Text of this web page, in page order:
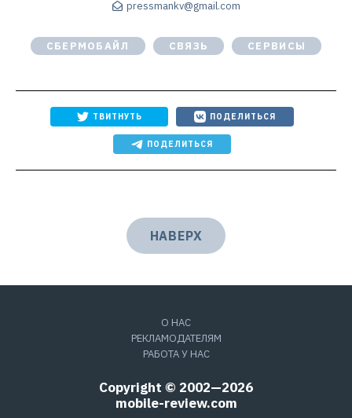
pressmankv@gmail.com
СБЕРМОБАЙЛ СВЯЗЬ СЕРВИСЫ
ТВИТНУТЬ ПОДЕЛИТЬСЯ
ПОДЕЛИТЬСЯ
НАВЕРХ
О НАС
РЕКЛАМОДАТЕЛЯМ
РАБОТА У НАС
Copyright © 2002—2026
mobile-review.com